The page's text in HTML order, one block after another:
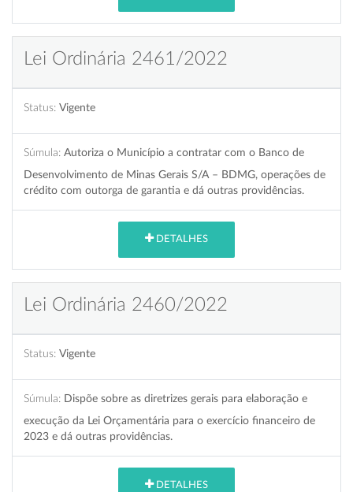
Lei Ordinária 2461/2022
Status: Vigente
Súmula: Autoriza o Município a contratar com o Banco de
Desenvolvimento de Minas Gerais S/A – BDMG, operações de
crédito com outorga de garantia e dá outras providências.
DETALHES
Lei Ordinária 2460/2022
Status: Vigente
Súmula: Dispõe sobre as diretrizes gerais para elaboração e
execução da Lei Orçamentária para o exercício financeiro de
2023 e dá outras providências.
DETALHES